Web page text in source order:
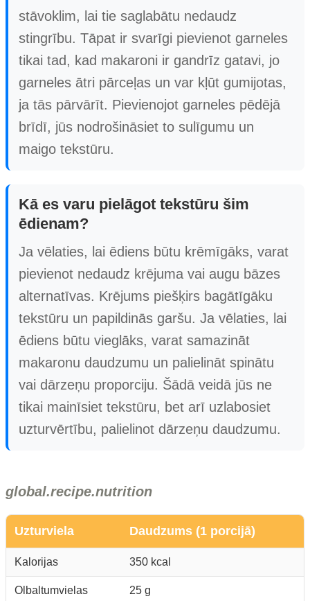
stāvoklim, lai tie saglabātu nedaudz
stingrību. Tāpat ir svarīgi pievienot garneles
tikai tad, kad makaroni ir gandrīz gatavi, jo
garneles ātri pārceļas un var kļūt gumijotas,
ja tās pārvārīt. Pievienojot garneles pēdējā
brīdī, jūs nodrošināsiet to sulīgumu un
maigo tekstūru.
Kā es varu pielāgot tekstūru šim
ēdienam?
Ja vēlaties, lai ēdiens būtu krēmīgāks, varat
pievienot nedaudz krējuma vai augu bāzes
alternatīvas. Krējums piešķirs bagātīgāku
tekstūru un papildinās garšu. Ja vēlaties, lai
ēdiens būtu vieglāks, varat samazināt
makaronu daudzumu un palielināt spinātu
vai dārzeņu proporciju. Šādā veidā jūs ne
tikai mainīsiet tekstūru, bet arī uzlabosiet
uzturvērtību, palielinot dārzeņu daudzumu.
global.recipe.nutrition
Uzturviela Daudzums (1 porcijā)
Kalorijas 350 kcal
Olbaltumvielas 25 g